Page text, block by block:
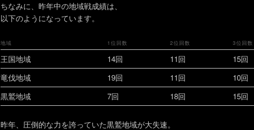
ちなみに、昨年中の地域戦成績は、
以下のようになっています。
地域 1位回数 2位回数 3位回数
王国地域 14回 11回
15回
竜伐地域
19回 11回
10回
黒鷲地域
7回 18回 15回
昨年、圧倒的な力を誇っていた黒鷲地域が大失速。